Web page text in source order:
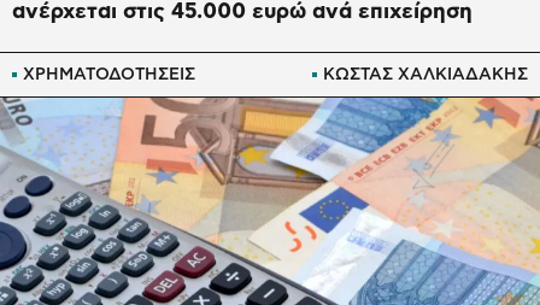
ΧΡΗΜΑΤΟΔΟΤΗΣΕΙΣ ΚΩΣΤΑΣ ΧΑΛΚΙΑΔΑΚΗΣ
ανέρχεται στις 45.000 ευρώ ανά επιχείρηση